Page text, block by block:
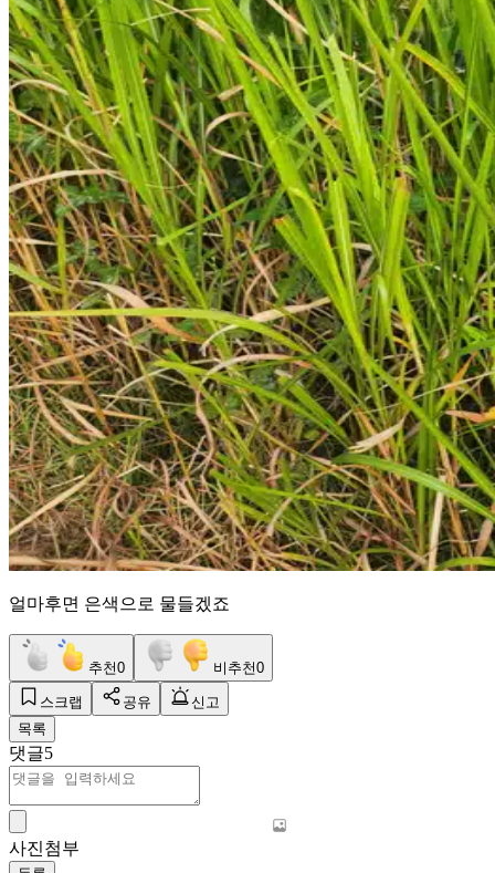
얼마후면 은색으로 물들겠죠
추천0 비추천0
스크랩 공유
신고
목록
댓글5
사진첨부